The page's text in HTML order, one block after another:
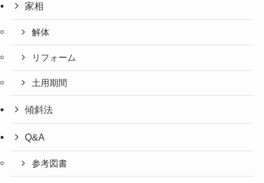
家相
解体
リフォーム
土用期間
傾斜法
Q&A
参考図書